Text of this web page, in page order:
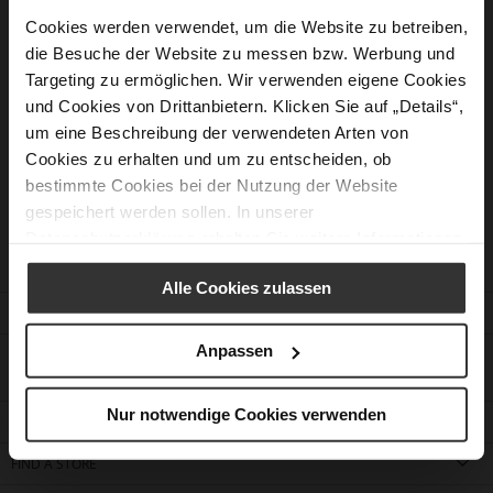
Cookies werden verwendet, um die Website zu betreiben,
die Besuche der Website zu messen bzw. Werbung und
Targeting zu ermöglichen. Wir verwenden eigene Cookies
und Cookies von Drittanbietern. Klicken Sie auf „Details“,
um eine Beschreibung der verwendeten Arten von
Cookies zu erhalten und um zu entscheiden, ob
bestimmte Cookies bei der Nutzung der Website
gespeichert werden sollen. In unserer
Alle Cookies zulassen
Anpassen
Nur notwendige Cookies verwenden
New Customers
Creating an account has many benefits: check out faster, keep
more than one address, track orders and more.
Create an Account
CUSTOMER SERVICE
CONTACT
FIND A STORE